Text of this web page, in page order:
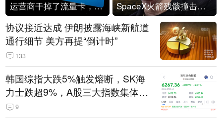
运营商干掉了流量卡，他们真的玩不起了 SpaceX火箭残骸撞击月球
协议接近达成 伊朗披露海峡新航道
通行细节 美方再提“倒计时”
133
韩国综指大跌5%触发熔断，SK海
力士跌超9%，A股三大指数集体低
开 9